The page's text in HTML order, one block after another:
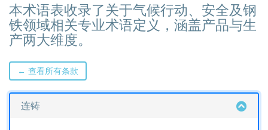
本术语表收录了关于气候行动、安全及钢
铁领域相关专业术语定义，涵盖产品与生
产两大维度。
← 查看所有条款
连铸